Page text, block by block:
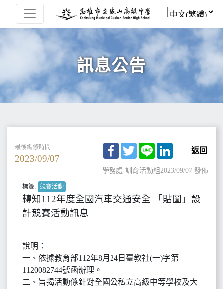
訊息公告
最後編修時間
2023/09/07
Facebook
TwitterLine LinkedIn
返回
學務處-訓育活動組2023/09/07 發佈
標籤: 競賽活動
轉知112年度全國汽車交通安全 「貼圖」設
計競賽活動訊息
說明：
一、依據教育部112年8月24日臺教社(一)字第
1120082744號函辦理。
二、旨揭活動係針對全國公私立高級中等學校及大